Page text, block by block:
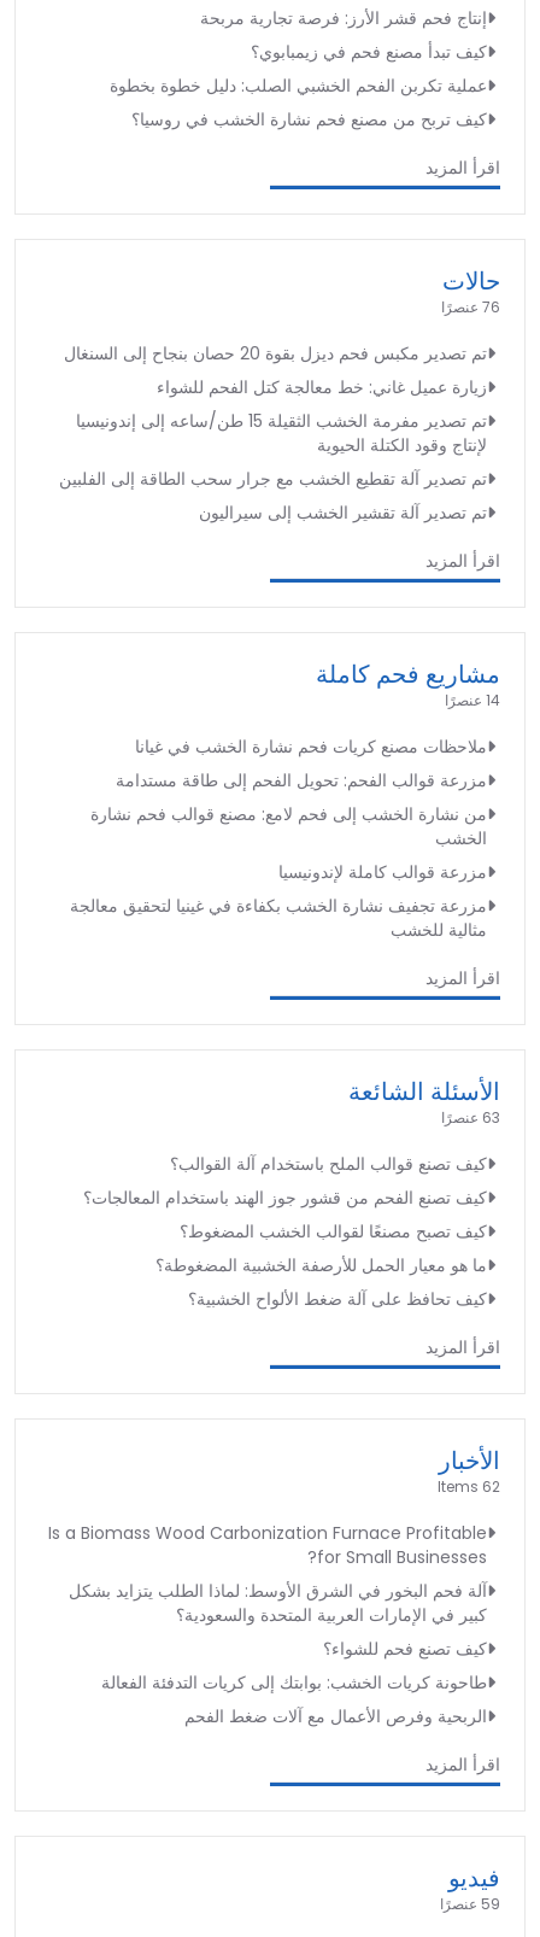
إنتاج فحم قشر الأرز: فرصة تجارية مربحة
كيف تبدأ مصنع فحم في زيمبابوي؟
عملية تكربن الفحم الخشبي الصلب: دليل خطوة بخطوة
كيف تربح من مصنع فحم نشارة الخشب في روسيا؟
اقرأ المزيد
حالات
76 عنصرًا
تم تصدير مكبس فحم ديزل بقوة 20 حصان بنجاح إلى السنغال
زيارة عميل غاني: خط معالجة كتل الفحم للشواء
تم تصدير مفرمة الخشب الثقيلة 15 طن/ساعه إلى إندونيسيا
لإنتاج وقود الكتلة الحيوية
تم تصدير آلة تقطيع الخشب مع جرار سحب الطاقة إلى الفلبين
تم تصدير آلة تقشير الخشب إلى سيراليون
اقرأ المزيد
مشاريع فحم كاملة
14 عنصرًا
ملاحظات مصنع كريات فحم نشارة الخشب في غيانا
مزرعة قوالب الفحم: تحويل الفحم إلى طاقة مستدامة
من نشارة الخشب إلى فحم لامع: مصنع قوالب فحم نشارة
الخشب
مزرعة قوالب كاملة لإندونيسيا
مزرعة تجفيف نشارة الخشب بكفاءة في غينيا لتحقيق معالجة
مثالية للخشب
اقرأ المزيد
الأسئلة الشائعة
63 عنصرًا
كيف تصنع قوالب الملح باستخدام آلة القوالب؟
كيف تصنع الفحم من قشور جوز الهند باستخدام المعالجات؟
كيف تصبح مصنعًا لقوالب الخشب المضغوط؟
ما هو معيار الحمل للأرصفة الخشبية المضغوطة؟
كيف تحافظ على آلة ضغط الألواح الخشبية؟
اقرأ المزيد
الأخبار
62 Items
Is a Biomass Wood Carbonization Furnace Profitable
for Small Businesses?
آلة فحم البخور في الشرق الأوسط: لماذا الطلب يتزايد بشكل
كبير في الإمارات العربية المتحدة والسعودية؟
كيف تصنع فحم للشواء؟
طاحونة كريات الخشب: بوابتك إلى كريات التدفئة الفعالة
الربحية وفرص الأعمال مع آلات ضغط الفحم
اقرأ المزيد
فيديو
59 عنصرًا